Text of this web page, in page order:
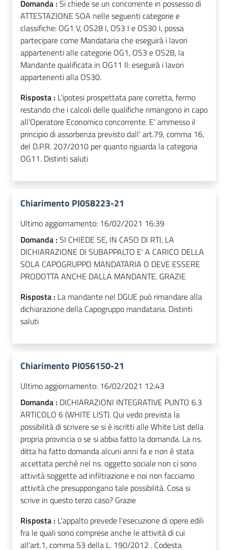
Domanda : Si chiede se un concorrente in possesso di
ATTESTAZIONE SOA nelle seguenti categorie e
classifiche: OG1 V, OS28 I, OS3 I e OS30 I, possa
partecipare come Mandataria che eseguirà i lavori
appartenenti alle categorie OG1, OS3 e OS28, la
Mandante qualificata in OG11 II: eseguirà i lavori
appartenenti alla OS30.
Risposta : L'ipotesi prospettata pare corretta, fermo
restando che i calcoli delle qualifiche rimangono in capo
all'Operatore Economico concorrente. E' ammesso il
principio di assorbenza previsto dall' art.79, comma 16,
del D.P.R. 207/2010 per quanto riguarda la categoria
OG11. Distinti saluti
Chiarimento PI058223-21
Ultimo aggiornamento: 16/02/2021 16:39
Domanda : SI CHIEDE SE, IN CASO DI RTI, LA
DICHIARAZIONE DI SUBAPPALTO E' A CARICO DELLA
SOLA CAPOGRUPPO MANDATARIA O DEVE ESSERE
PRODOTTA ANCHE DALLA MANDANTE. GRAZIE
Risposta : La mandante nel DGUE può rimandare alla
dichiarazione della Capogruppo mandataria. Distinti
saluti
Chiarimento PI056150-21
Ultimo aggiornamento: 16/02/2021 12:43
Domanda : DICHIARAZIONI INTEGRATIVE PUNTO 6.3
ARTICOLO 6 (WHITE LIST). Qui vedo prevista la
possibilità di scrivere se si è iscritti alle White List della
propria provincia o se si abbia fatto la domanda. La ns.
ditta ha fatto domanda alcuni anni fa e non è stata
accettata perché nel ns. oggetto sociale non ci sono
attività soggette ad infiltrazione e noi non facciamo
attività che presuppongano tale possibilità. Cosa si
scrive in questo terzo caso? Grazie
Risposta : L'appalto prevede l'esecuzione di opere edili
fra le quali sono comprese anche le attività di cui
all'art.1, comma 53 della L. 190/2012 . Codesta